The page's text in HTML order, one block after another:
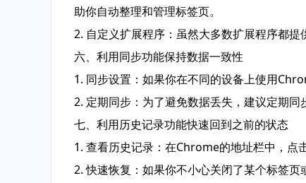
助你自动整理和管理标签页。
2. 自定义扩展程序：虽然大多数扩展程序都提
六、利用同步功能保持数据一致性
1. 同步设置：如果你在不同的设备上使用
2. 定期同步：为了避免数据丢失，建议定期同
七、利用历史记录功能快速回到之前的状态
1. 查看历史记录：在Chrome的地址栏中，点
2. 快速恢复：如果你不小心关闭了某个标签页